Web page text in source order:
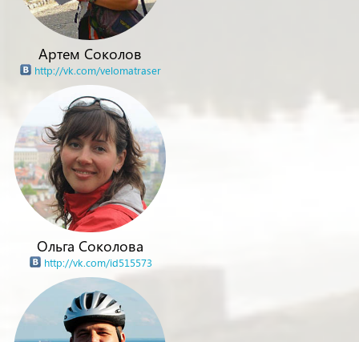
Артем Соколов
http://vk.com/velomatraser
Ольга Соколова
http://vk.com/id515573